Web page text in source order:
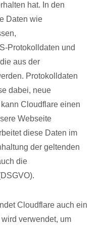
hat. In den
Daten wie
Protokolldaten und
aus der
Protokolldaten
dabei, neue
Cloudflare einen
Webseite
diese Daten im
der geltenden
die
Cloudflare auch ein
verwendet, um